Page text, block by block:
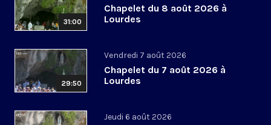
31:00
Chapelet du 8 août 2026 à
Lourdes
29:50
Vendredi 7 août 2026
Chapelet du 7 août 2026 à
Lourdes
Jeudi 6 août 2026